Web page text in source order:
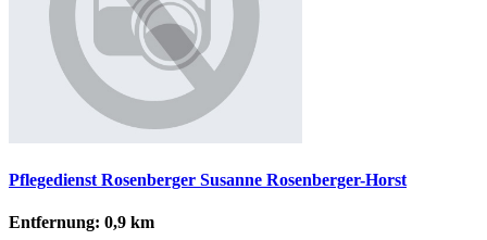
Pflegedienst Rosenberger Susanne Rosenberger-Horst
Entfernung: 0,9 km